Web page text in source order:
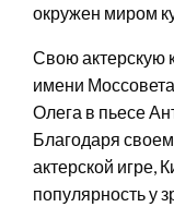
окружен миром
Свою актерскую
имени
Олега в пьесе
Благодаря
актерской игре,
популярность у